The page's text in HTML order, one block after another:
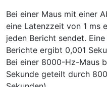
Bei einer Maus mit einer
eine Latenzzeit von 1 ms
jeden Bericht sendet.
Berichte ergibt 0,001
Bei einer 8000-Hz-Maus
Sekunde geteilt durch